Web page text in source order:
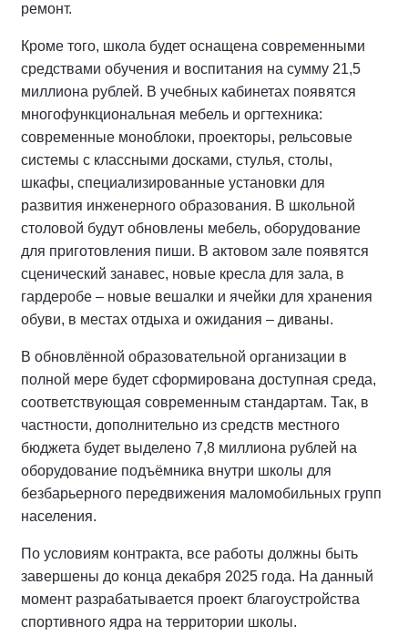
ремонт.
Кроме того, школа будет оснащена современными
средствами обучения и воспитания на сумму 21,5
миллиона рублей. В учебных кабинетах появятся
многофункциональная мебель и оргтехника:
современные моноблоки, проекторы, рельсовые
системы с классными досками, стулья, столы,
шкафы, специализированные установки для
развития инженерного образования. В школьной
столовой будут обновлены мебель, оборудование
для приготовления пиши. В актовом зале появятся
сценический занавес, новые кресла для зала, в
гардеробе – новые вешалки и ячейки для хранения
обуви, в местах отдыха и ожидания – диваны.
В обновлённой образовательной организации в
полной мере будет сформирована доступная среда,
соответствующая современным стандартам. Так, в
частности, дополнительно из средств местного
бюджета будет выделено 7,8 миллиона рублей на
оборудование подъёмника внутри школы для
безбарьерного передвижения маломобильных групп
населения.
По условиям контракта, все работы должны быть
завершены до конца декабря 2025 года. На данный
момент разрабатывается проект благоустройства
спортивного ядра на территории школы.